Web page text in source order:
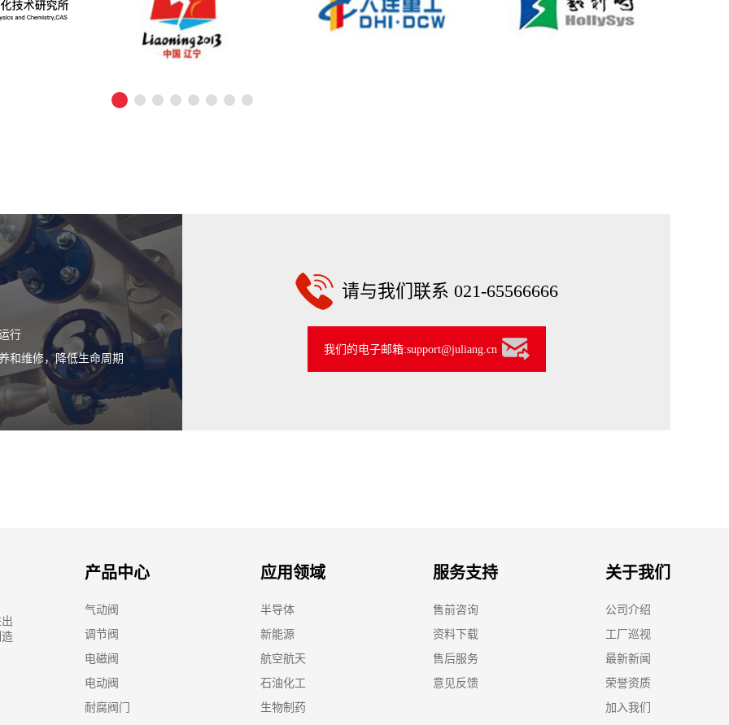
行
和维修，降低生命周期
请与我们联系 021-65566666
我们的电子邮箱:support@juliang.cn
产品中心
气动阀
调节阀
电磁阀
电动阀
耐腐阀门
应用领域
半导体
新能源
航空航天
石油化工
生物制药
服务支持
售前咨询
资料下载
售后服务
意见反馈
关于我们
公司介绍
工厂巡视
最新新闻
荣誉资质
加入我们